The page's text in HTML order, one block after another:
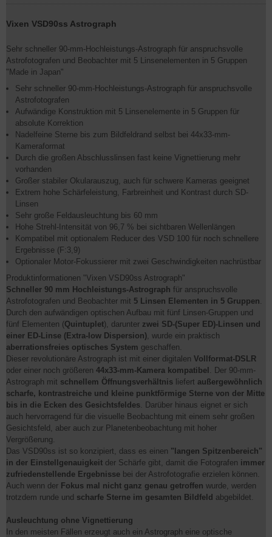
Vixen VSD90ss Astrograph
Sehr schneller 90-mm-Hochleistungs-Astrograph für anspruchsvolle
Astrofotografen und Beobachter mit 5 Linsenelementen in 5 Gruppen
"Made in Japan"
Sehr schneller 90-mm-Hochleistungs-Astrograph für anspruchsvolle
Astrofotografen
Aufwändige Konstruktion mit 5 Linsenelemente in 5 Gruppen für
absolute Korrektion
Nadelfeine Sterne bis zum Bildfeldrand selbst bei 44x33-mm-
Kameraformat
Durch die großen Abschlusslinsen fast keine Vignettierung mehr
vorhanden
Großer stabiler Okularauszug, auch für schwere Kameras geeignet
Extrem hohe Schärfeleistung, Farbreinheit und Kontrast durch SD-
Linsen
Sehr große Feldausleuchtung bis 60 mm
Hohe Strehl-Intensität von 96,7 % bei sichtbaren Wellenlängen
Kompatibel mit optionalem Reducer des VSD 100 für noch schnellere
Ergebnisse (F:3,9)
Optionaler Motor-Fokussierer mit zwei Geschwindigkeiten nachrüstbar
Produktinformationen "Vixen VSD90ss Astrograph"
Schneller 90 mm Hochleistungs-Astrograph für anspruchsvolle
Astrofotografen und Beobachter mit 5 Linsen Elementen in 5 Gruppen.
Durch den aufwändigen optischen Aufbau mit fünf Linsen-Gruppen und
fünf Elementen (Quintuplet), darunter zwei SD-(Super ED)-Linsen und
einer ED-Linse (Extra-low Dispersion), wurde ein praktisch
aberrationsfreies optisches System geschaffen.
Dieser revolutionäre Astrograph ist mit einer digitalen Vollformat-DSLR
oder einer noch größeren 44x33-mm-Kamera kompatibel . Der 90-mm-
Astrograph mit schnellem Öffnungsverhältnis liefert außergewöhnlich
scharfe, kontrastreiche und kleine punktförmige Sterne von der Mitte
bis in die Ecken des Gesichtsfeldes. Darüber hinaus eignet er sich
auch hervorragend für die visuelle Beobachtung mit einem sehr großen
Gesichtsfeld, aber auch zur Planetenbeobachtung mit hoher
Vergrößerung.
Das VSD90ss ist so konzipiert, dass es einen "langen Spitzenbereich"
in der Einstellgenauigkeit der Schärfe gibt, damit die Fotografen immer
zufriedenstellende Ergebnisse bei der Astrofotografie erzielen können.
Auch wenn der Fokus mal nicht ganz genau getroffen wurde, werden
trotzdem runde und scharfe Sterne im gesamten Bildfeld abgebildet.
Ausleuchtung ohne Vignettierung
In den meisten Fällen erzeugt auch ein Astrograph eine optische